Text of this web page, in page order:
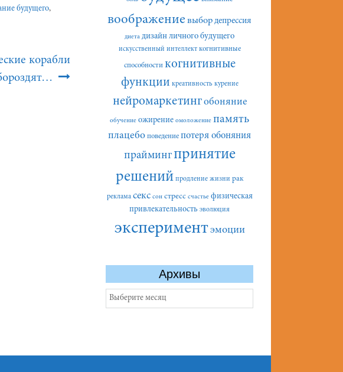
будущего,
корабли
воображение выбор депрессия
диета дизайн личного будущего
искусственный интеллект когнитивные
способности когнитивные
функции креативность курение
нейромаркетингобоняние
обучение ожирение омоложение память
плацебо поведение потеря обоняния
праймингпринятие
решений продление жизни рак
реклама секс сон стресс счастье физическая
привлекательность эволюция
экспериментэмоции
Архивы
Архивы